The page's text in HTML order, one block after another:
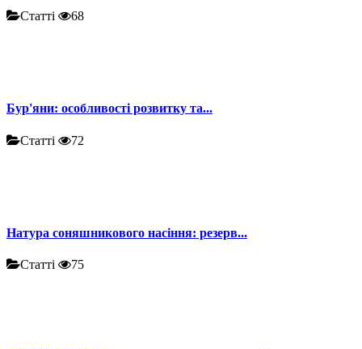
Статті 68
Бур'яни: особливості розвитку та...
Статті 72
Натура соняшникового насіння: резерв...
Статті 75